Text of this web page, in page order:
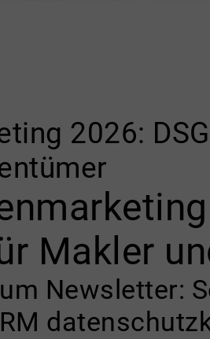
2026:
Makler
Newsletter: